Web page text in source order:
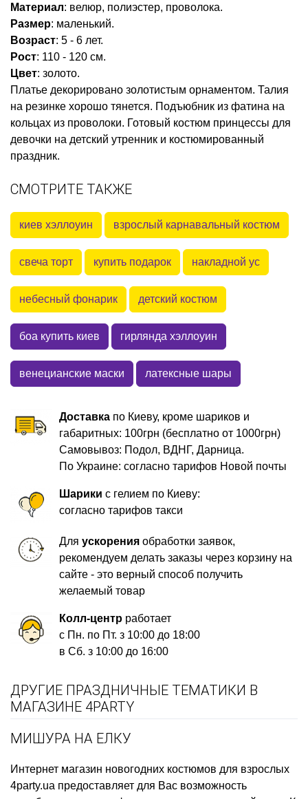
Материал: велюр, полиэстер, проволока.
Размер: маленький.
Возраст: 5 - 6 лет.
Рост: 110 - 120 см.
Цвет: золото.
Платье декорировано золотистым орнаментом. Талия
на резинке хорошо тянется. Подъюбник из фатина на
кольцах из проволоки. Готовый костюм принцессы для
девочки на детский утренник и костюмированный
праздник.
СМОТРИТЕ ТАКЖЕ
киев хэллоуин взрослый карнавальный костюм
свеча торт купить подарок накладной ус
небесный фонарик детский костюм
боа купить киев гирлянда хэллоуин
венецианские маски латексные шары
Доставка по Киеву, кроме шариков и
габаритных: 100грн (бесплатно от 1000грн)
Самовывоз: Подол, ВДНГ, Дарница.
По Украине: согласно тарифов Новой почты
Шарики с гелием по Киеву:
согласно тарифов такси
Дляускорения обработки заявок,
рекомендуем делать заказы через корзину на
сайте - это верный способ получить
желаемый товар
Колл-центр работает
с Пн. по Пт. з 10:00 до 18:00
в Сб. з 10:00 до 16:00
ДРУГИЕ ПРАЗДНИЧНЫЕ ТЕМАТИКИ В
МАГАЗИНЕ 4PARTY
МИШУРА НА ЕЛКУ
Интернет магазин новогодних костюмов для взрослых
4party.ua предоставляет для Вас возможность